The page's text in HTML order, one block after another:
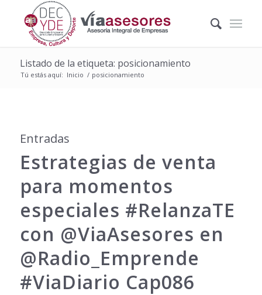
Listado de la etiqueta: posicionamiento
Tú estás aquí: Inicio / posicionamiento
Entradas
Estrategias de venta
para momentos
especiales ‪#‎RelanzaTE‬
con @ViaAsesores en
@Radio_Emprende
#ViaDiario Cap086